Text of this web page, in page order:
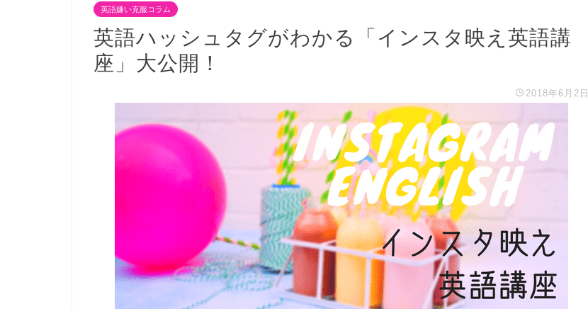
英語嫌い克服コラム
英語ハッシュタグがわかる「インスタ映え英語講
座」大公開！
2018年6月2日